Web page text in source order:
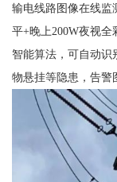
输电线路图像在线监
平+晚上200W夜视
智能算法，可自动
物悬挂等隐患，告警